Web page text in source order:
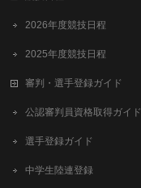
2026年度競技日程
2025年度競技日程
審判・選手登録ガイド
公認審判員資格取得ガイド
選手登録ガイド
中学生陸連登録